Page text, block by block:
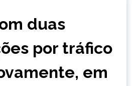
duas
por tráfico
em